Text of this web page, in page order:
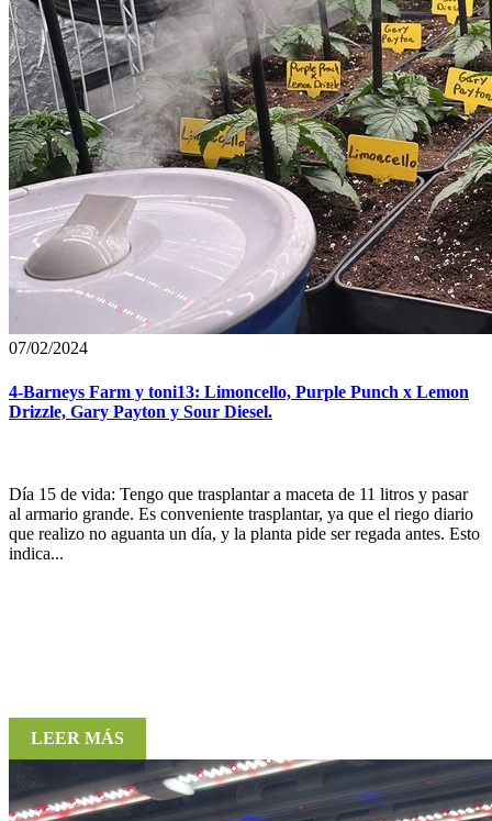
07/02/2024
4-Barneys Farm y toni13: Limoncello, Purple Punch x Lemon
Drizzle, Gary Payton y Sour Diesel.
Día 15 de vida: Tengo que trasplantar a maceta de 11 litros y pasar
al armario grande. Es conveniente trasplantar, ya que el riego diario
que realizo no aguanta un día, y la planta pide ser regada antes. Esto
indica...
LEER MÁS